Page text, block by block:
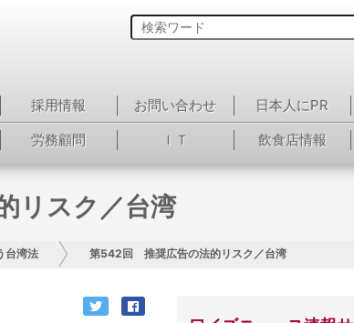
採用情報 お問い合わせ
日本人にPR
労務顧問 ＩＴ 飲食店情報
リスク／台湾
台湾法 第542回 推奨広告の法的リスク／台湾